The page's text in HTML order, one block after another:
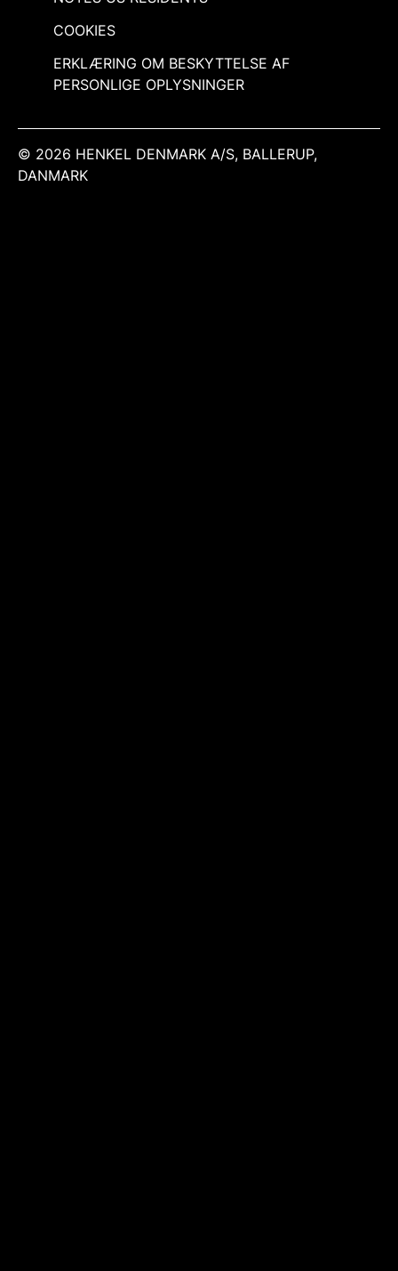
COOKIES
ERKLÆRING OM BESKYTTELSE AF
PERSONLIGE OPLYSNINGER
© 2026 HENKEL DENMARK A/S, BALLERUP,
DANMARK